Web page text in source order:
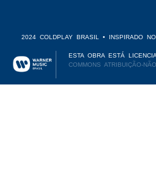
2024 COLDPLAY BRASIL • INSPIRADO
ESTA OBRA ESTÁ
COMMONS ATRIBUIÇÃO-